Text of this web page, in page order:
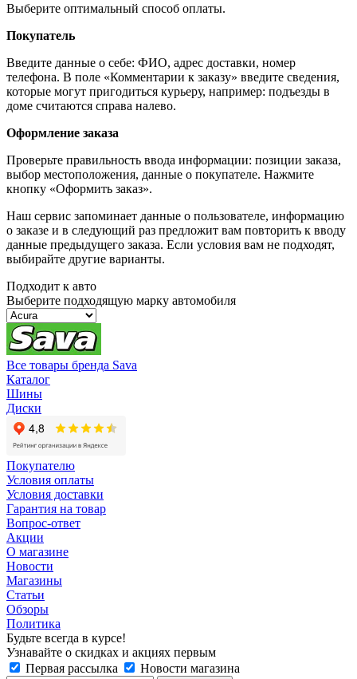
Выберите оптимальный способ оплаты.
Покупатель
Введите данные о себе: ФИО, адрес доставки, номер
телефона. В поле «Комментарии к заказу» введите сведения,
которые могут пригодиться курьеру, например: подъезды в
доме считаются справа налево.
Оформление заказа
Проверьте правильность ввода информации: позиции заказа,
выбор местоположения, данные о покупателе. Нажмите
кнопку «Оформить заказ».
Наш сервис запоминает данные о пользователе, информацию
о заказе и в следующий раз предложит вам повторить к вводу
данные предыдущего заказа. Если условия вам не подходят,
выбирайте другие варианты.
Подходит к авто
Выберите подходящую марку автомобиля
Все товары бренда Sava
Каталог
Шины
Диски
Покупателю
Условия оплаты
Условия доставки
Гарантия на товар
Вопрос-ответ
Акции
О магазине
Новости
Магазины
Статьи
Обзоры
Политика
Будьте всегда в курсе!
Узнавайте о скидках и акциях первым
Первая рассылка
Новости магазина